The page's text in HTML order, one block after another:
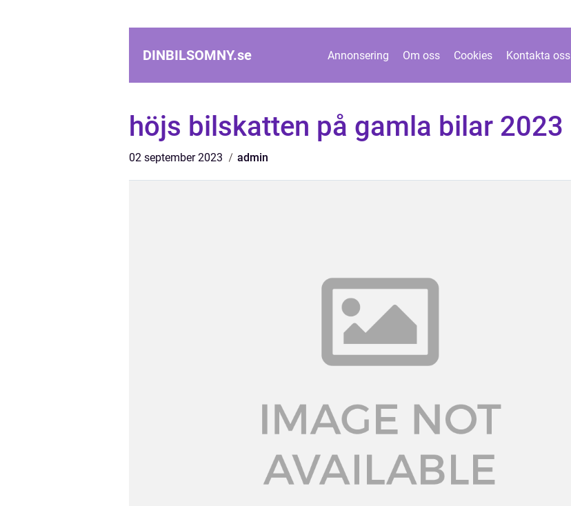
DINBILSOMNY.se Annonsering Om oss Cookies Kontakta oss
höjs bilskatten på gamla bilar 2023
02 september 2023 admin